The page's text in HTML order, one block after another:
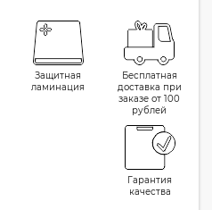
Защитная
ламинация
Бесплатная
доставка при
заказе от 100
рублей
Гарантия
качества